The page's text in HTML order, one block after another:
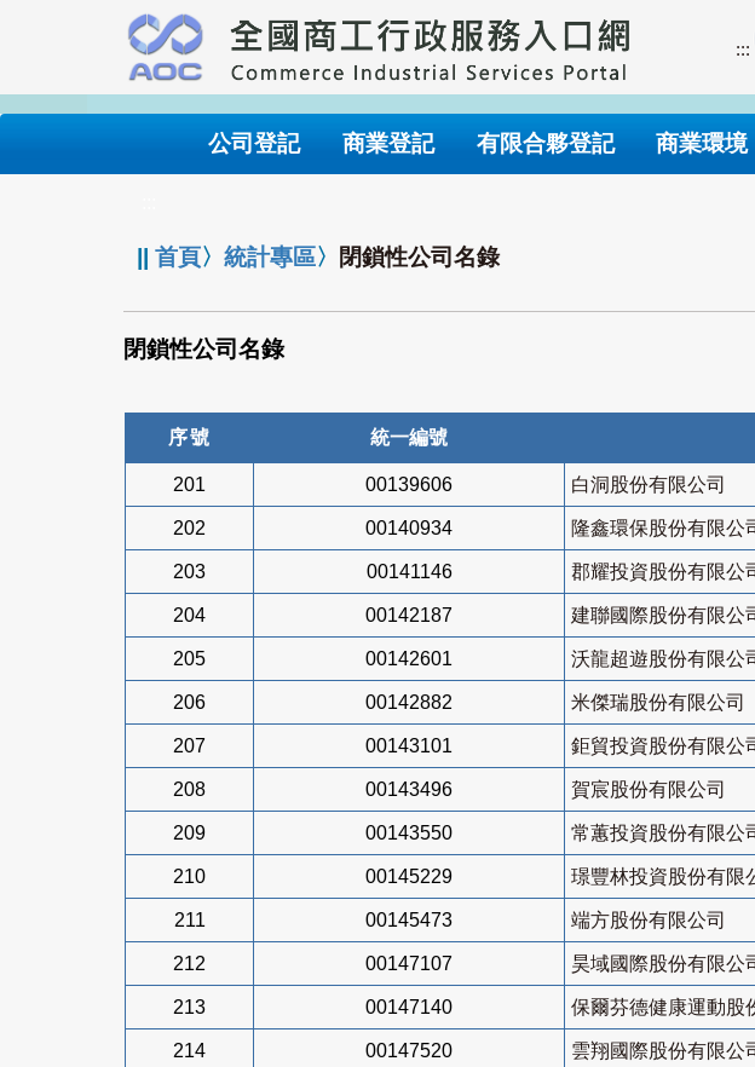
要
內
:::
公司登記 商業登記 有限合夥登記 商業環境
||首頁〉統計專區〉 閉鎖性公司名錄
閉鎖性公司名錄
序號 統一編號
201 00139606 白洞股份有限公司
202 00140934 隆鑫環保股份有限公
203 00141146 郡耀投資股份有限公
204 00142187 建聯國際股份有限公
205 00142601 沃龍超遊股份有限公
206 00142882 米傑瑞股份有限公司
207 00143101 鉅貿投資股份有限公
208 00143496 賀宸股份有限公司
209 00143550 常蕙投資股份有限公
210 00145229 璟豐林投資股份有限
211 00145473 端方股份有限公司
212 00147107 昊域國際股份有限公
213 00147140 保爾芬德健康運動股
214 00147520 雲翔國際股份有限公